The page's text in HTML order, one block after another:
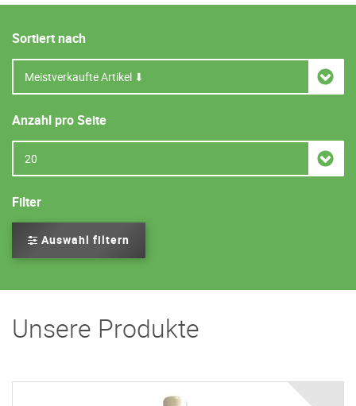
Sortiert nach
Anzahl pro Seite
Filter
Auswahl filtern
Unsere Produkte